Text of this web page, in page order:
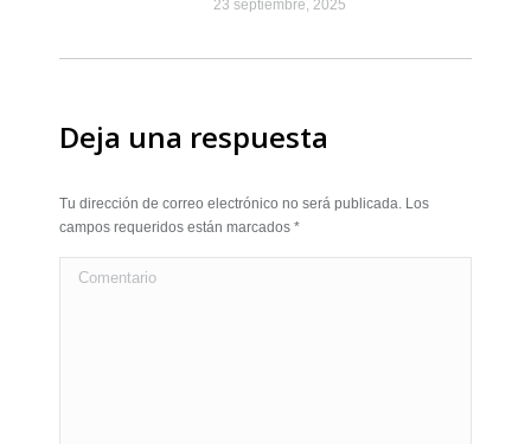
23 septiembre, 2025
Deja una respuesta
Tu dirección de correo electrónico no será publicada. Los
campos requeridos están marcados *
Comentario